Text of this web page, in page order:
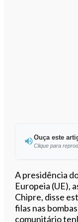
Ouça este
Clique para
A presidência
Europeia (UE),
Chipre, disse
filas nas
comunitário